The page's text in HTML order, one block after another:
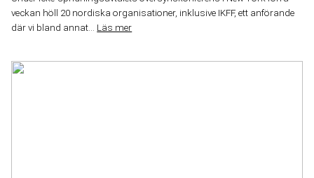
veckan höll 20 nordiska organisationer, inklusive IKFF, ett anförande
där vi bland annat... Läs mer